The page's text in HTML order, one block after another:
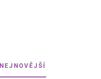
NEJNOVĚJŠÍ